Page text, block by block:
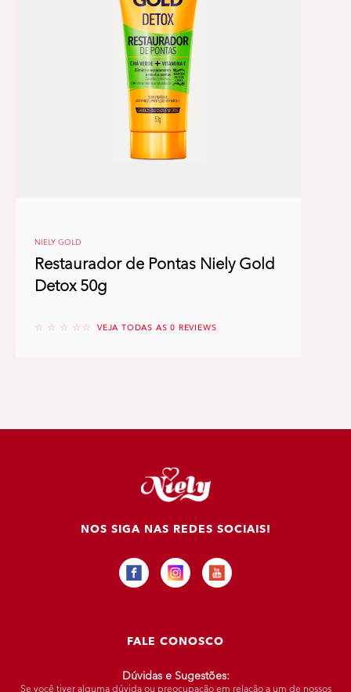
NIELY GOLD
Restaurador de Pontas Niely Gold
Detox 50g
No reviews VEJA TODAS AS 0 REVIEWS
FALE CONOSCO
Dúvidas e Sugestões:
Se você tiver alguma dúvida ou preocupação em relação a um de nossos
NOS SIGA NAS REDES SOCIAIS!